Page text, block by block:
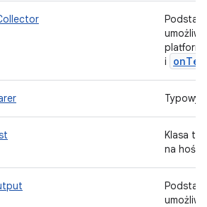
i
Typowy
Klasa
na